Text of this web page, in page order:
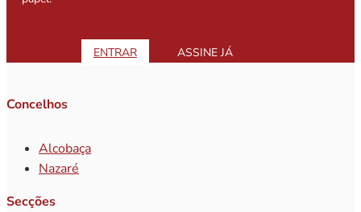
ENTRAR ASSINE JÁ
Concelhos
Alcobaça
Nazaré
Secções